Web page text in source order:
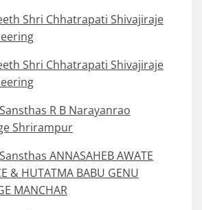
Shri Chhatrapati Shivajiraje
Shri Chhatrapati Shivajiraje
R B Narayanrao
Shrirampur
ANNASAHEB AWATE
& HUTATMA BABU GENU
MANCHAR